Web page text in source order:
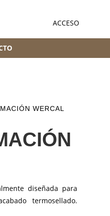
ACCESO
WERCAL
diseñada para
termosellado.